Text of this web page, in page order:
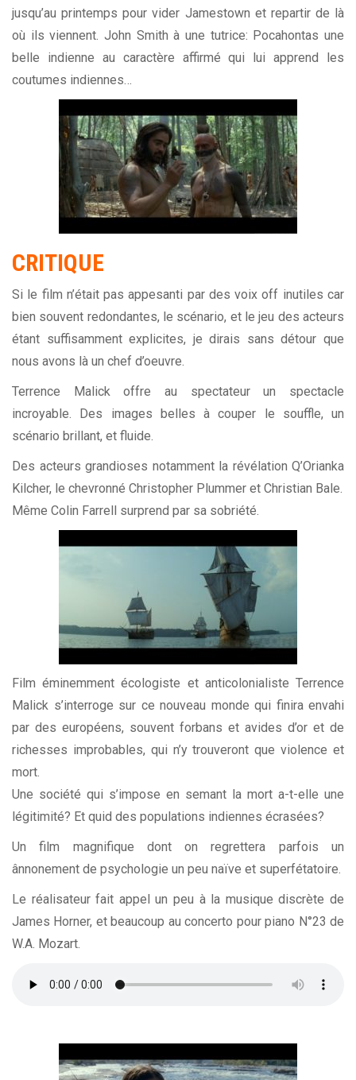
jusqu’au printemps pour vider Jamestown et repartir de là
où ils viennent. John Smith à une tutrice: Pocahontas une
belle indienne au caractère affirmé qui lui apprend les
coutumes indiennes…
CRITIQUE
Si le film n’était pas appesanti par des voix off inutiles car
bien souvent redondantes, le scénario, et le jeu des acteurs
étant suffisamment explicites, je dirais sans détour que
nous avons là un chef d’oeuvre.
Terrence Malick offre au spectateur un spectacle
incroyable. Des images belles à couper le souffle, un
scénario brillant, et fluide.
Des acteurs grandioses notamment la révélation Q’Orianka
Kilcher, le chevronné Christopher Plummer et Christian Bale.
Même Colin Farrell surprend par sa sobriété.
Film éminemment écologiste et anticolonialiste Terrence
Malick s’interroge sur ce nouveau monde qui finira envahi
par des européens, souvent forbans et avides d’or et de
richesses improbables, qui n’y trouveront que violence et
mort.
Une société qui s’impose en semant la mort a-t-elle une
légitimité? Et quid des populations indiennes écrasées?
Un film magnifique dont on regrettera parfois un
ânnonement de psychologie un peu naïve et superfétatoire.
Le réalisateur fait appel un peu à la musique discrète de
James Horner, et beaucoup au concerto pour piano N°23 de
W.A. Mozart.